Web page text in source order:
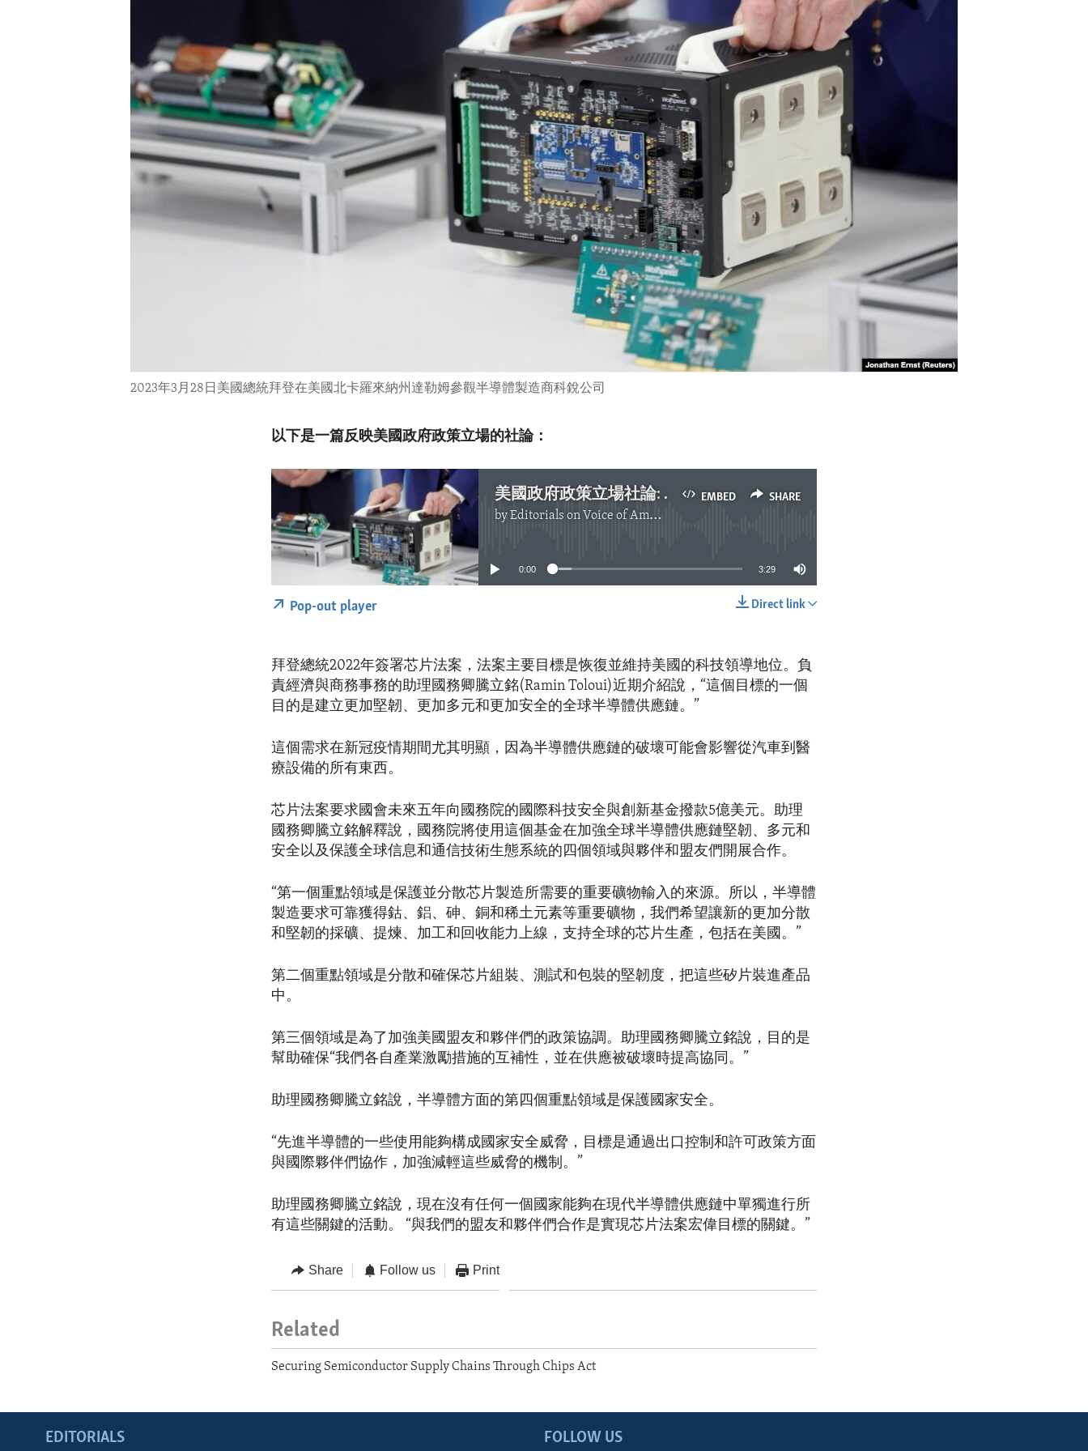
2023年3月28日美國總統拜登在美國北卡羅來納州達勒姆參觀半導體製造商科銳公司
以下是一篇反映美國政府政策立場的社論：
EMBED SHARE
美國政府政策立場社論: 通過芯片法案保護半導體供應鏈
byEditorials on Voice of America
No media source currently available
0:00 3:29
Direct link
Pop-out player
拜登總統2022年簽署芯片法案，法案主要目標是恢復並維持美國的科技領導地位。負
責經濟與商務事務的助理國務卿騰立銘(Ramin Toloui)近期介紹說，“這個目標的一個
目的是建立更加堅韌、更加多元和更加安全的全球半導體供應鏈。”
這個需求在新冠疫情期間尤其明顯，因為半導體供應鏈的破壞可能會影響從汽車到醫
療設備的所有東西。
芯片法案要求國會未來五年向國務院的國際科技安全與創新基金撥款5億美元。助理
國務卿騰立銘解釋說，國務院將使用這個基金在加強全球半導體供應鏈堅韌、多元和
安全以及保護全球信息和通信技術生態系統的四個領域與夥伴和盟友們開展合作。
“第一個重點領域是保護並分散芯片製造所需要的重要礦物輸入的來源。所以，半導體
製造要求可靠獲得鈷、鋁、砷、銅和稀土元素等重要礦物，我們希望讓新的更加分散
和堅韌的採礦、提煉、加工和回收能力上線，支持全球的芯片生產，包括在美國。”
第二個重點領域是分散和確保芯片組裝、測試和包裝的堅韌度，把這些矽片裝進產品
中。
第三個領域是為了加強美國盟友和夥伴們的政策協調。助理國務卿騰立銘說，目的是
幫助確保“我們各自產業激勵措施的互補性，並在供應被破壞時提高協同。”
助理國務卿騰立銘說，半導體方面的第四個重點領域是保護國家安全。
“先進半導體的一些使用能夠構成國家安全威脅，目標是通過出口控制和許可政策方面
與國際夥伴們協作，加強減輕這些威脅的機制。”
助理國務卿騰立銘說，現在沒有任何一個國家能夠在現代半導體供應鏈中單獨進行所
有這些關鍵的活動。 “與我們的盟友和夥伴們合作是實現芯片法案宏偉目標的關鍵。”
Share Follow us Print
Related
Securing Semiconductor Supply Chains Through Chips Act
FOLLOW US
EDITORIALS